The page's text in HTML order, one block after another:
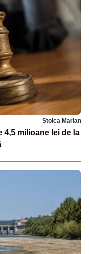
Stoica Marian
4,5 milioane lei de la